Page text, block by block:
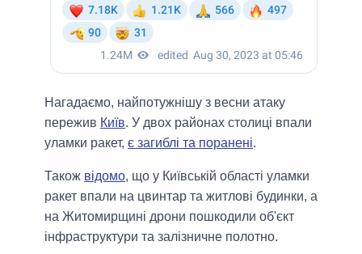
Нагадаємо, найпотужнішу з весни атаку
пережив Київ. У двох районах столиці впали
уламки ракет, є загиблі та поранені.
Також відомо, що у Київській області уламки
ракет впали на цвинтар та житлові будинки, а
на Житомирщині дрони пошкодили об'єкт
інфраструктури та залізничне полотно.